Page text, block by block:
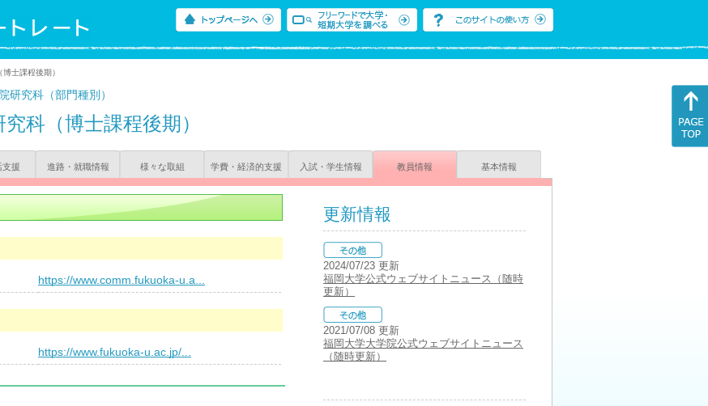
士課程後期）
研究科（部門種別）
科（博士課程後期）
支援 進路・就職情報 様々な取組 学費・経済的支援 入試・学生情報 教員情報 基本情報
https://www.comm.fukuoka-u.a...
https://www.fukuoka-u.ac.jp/...
更新情報
2024/07/23 更新
福岡大学公式ウェブサイトニュース（随時
更新）
2021/07/08 更新
福岡大学大学院公式ウェブサイトニュース
（随時更新）